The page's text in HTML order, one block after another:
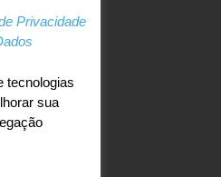
Privacidade
tecnologias
sua